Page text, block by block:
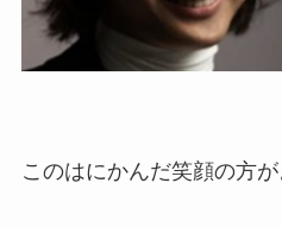
このはにかんだ笑顔の方が